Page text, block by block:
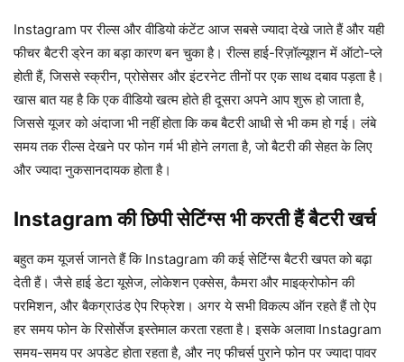
Instagram पर रील्स और वीडियो कंटेंट आज सबसे ज्यादा देखे जाते हैं और यही
फीचर बैटरी ड्रेन का बड़ा कारण बन चुका है। रील्स हाई-रिज़ॉल्यूशन में ऑटो-प्ले
होती हैं, जिससे स्क्रीन, प्रोसेसर और इंटरनेट तीनों पर एक साथ दबाव पड़ता है।
खास बात यह है कि एक वीडियो खत्म होते ही दूसरा अपने आप शुरू हो जाता है,
जिससे यूजर को अंदाजा भी नहीं होता कि कब बैटरी आधी से भी कम हो गई। लंबे
समय तक रील्स देखने पर फोन गर्म भी होने लगता है, जो बैटरी की सेहत के लिए
और ज्यादा नुकसानदायक होता है।
Instagram की छिपी सेटिंग्स भी करती हैं बैटरी खर्च
बहुत कम यूजर्स जानते हैं कि Instagram की कई सेटिंग्स बैटरी खपत को बढ़ा
देती हैं। जैसे हाई डेटा यूसेज, लोकेशन एक्सेस, कैमरा और माइक्रोफोन की
परमिशन, और बैकग्राउंड ऐप रिफ्रेश। अगर ये सभी विकल्प ऑन रहते हैं तो ऐप
हर समय फोन के रिसोर्सेज इस्तेमाल करता रहता है। इसके अलावा Instagram
समय-समय पर अपडेट होता रहता है, और नए फीचर्स पुराने फोन पर ज्यादा पावर